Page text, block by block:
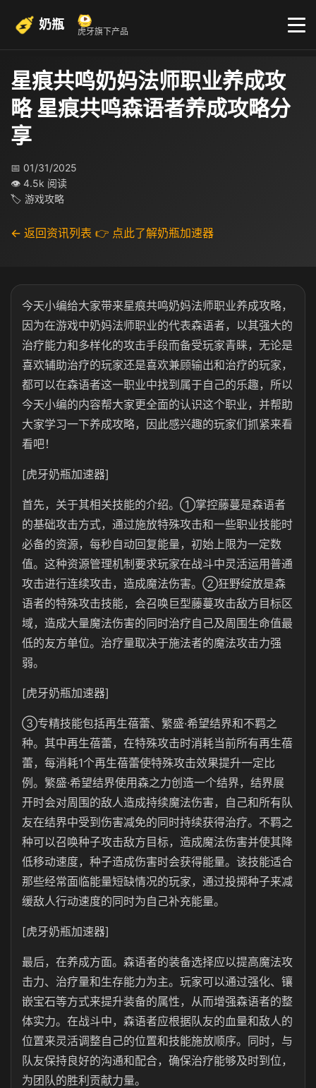
奶瓶 虎牙旗下产品
星痕共鸣奶妈法师职业养成攻
略 星痕共鸣森语者养成攻略分
享
📅 01/31/2025
👁 4.5k 阅读
🏷 游戏攻略
← 返回资讯列表 👉 点此了解奶瓶加速器
今天小编给大家带来星痕共鸣奶妈法师职业养成攻略，
因为在游戏中奶妈法师职业的代表森语者，以其强大的
治疗能力和多样化的攻击手段而备受玩家青睐‌，无论是
喜欢辅助治疗的玩家还是喜欢兼顾输出和治疗的玩家，
都可以在森语者这一职业中找到属于自己的乐趣‌，所以
今天小编的内容帮大家更全面的认识这个职业，并帮助
大家学习一下养成攻略，因此感兴趣的玩家们抓紧来看
看吧！
[虎牙奶瓶加速器]
首先，关于其相关技能的介绍。①掌控藤蔓是森语者
的基础攻击方式，通过施放特殊攻击和一些职业技能时
必备的资源，每秒自动回复能量，初始上限为一定数
值。这种资源管理机制要求玩家在战斗中灵活运用普通
攻击进行连续攻击，造成魔法伤害。②狂野绽放是森
语者的特殊攻击技能，会召唤巨型藤蔓攻击敌方目标区
域，造成大量魔法伤害的同时治疗自己及周围生命值最
低的友方单位。治疗量取决于施法者的魔法攻击力强
弱。
[虎牙奶瓶加速器]
③专精技能包括再生蓓蕾、繁盛·希望结界和不羁之
种。其中再生蓓蕾，在特殊攻击时消耗当前所有再生蓓
蕾，每消耗1个再生蓓蕾使特殊攻击效果提升一定比
例。繁盛·希望结界使用森之力创造一个结界，结界展
开时会对周围的敌人造成持续魔法伤害，自己和所有队
友在结界中受到伤害减免的同时持续获得治疗。不羁之
种可以召唤种子攻击敌方目标，造成魔法伤害并使其降
低移动速度，种子造成伤害时会获得能量。该技能适合
那些经常面临能量短缺情况的玩家，通过投掷种子来减
缓敌人行动速度的同时为自己补充能量。
[虎牙奶瓶加速器]
最后，在养成方面。森语者的装备选择应以提高魔法攻
击力、治疗量和生存能力为主。玩家可以通过强化、镶
嵌宝石等方式来提升装备的属性，从而增强森语者的整
体实力‌。在战斗中，森语者应根据队友的血量和敌人的
位置来灵活调整自己的位置和技能施放顺序。同时，与
队友保持良好的沟通和配合，确保治疗能够及时到位，
为团队的胜利贡献力量‌。